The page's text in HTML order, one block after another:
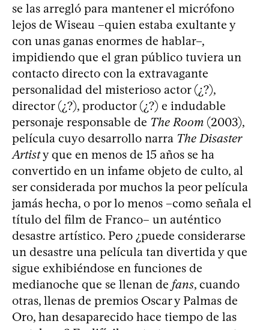
se las arregló para mantener el micrófono
lejos de Wiseau –quien estaba exultante y
con unas ganas enormes de hablar–,
impidiendo que el gran público tuviera un
contacto directo con la extravagante
personalidad del misterioso actor (¿?),
director (¿?), productor (¿?) e indudable
personaje responsable de The Room (2003),
película cuyo desarrollo narra The Disaster
Artisty que en menos de 15 años se ha
convertido en un infame objeto de culto, al
ser considerada por muchos la peor película
jamás hecha, o por lo menos –como señala el
título del film de Franco– un auténtico
desastre artístico. Pero ¿puede considerarse
un desastre una película tan divertida y que
sigue exhibiéndose en funciones de
medianoche que se llenan de fans, cuando
otras, llenas de premios Oscar y Palmas de
Oro, han desaparecido hace tiempo de las